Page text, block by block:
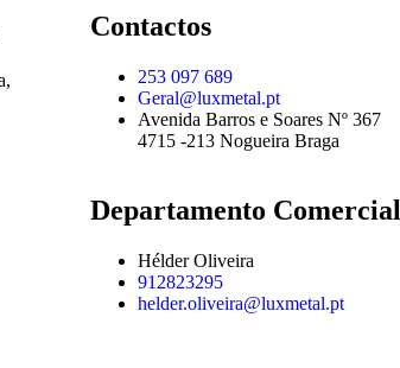
Contactos
253 097 689
Geral@luxmetal.pt
Avenida Barros e Soares Nº 367
4715 -213 Nogueira Braga
Departamento Comercial
Hélder Oliveira
912823295
helder.oliveira@luxmetal.pt